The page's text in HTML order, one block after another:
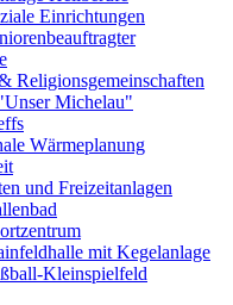
Einrichtungen
Religionsgemeinschaften
Michelau"
Wärmeplanung
und Freizeitanlagen
mit Kegelanlage
Kleinspielfeld